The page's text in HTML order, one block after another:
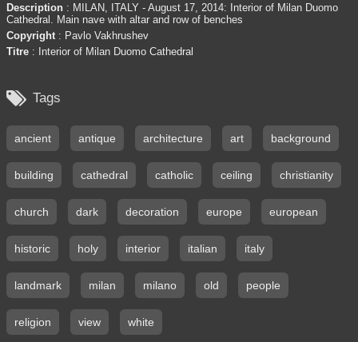
Description : MILAN, ITALY - August 17, 2014: Interior of Milan Duomo
Cathedral. Main nave with altar and row of benches
Copyright : Pavlo Vakhrushev
Titre : Interior of Milan Duomo Cathedral
 Tags
ancient antique architecture art background
building cathedral catholic ceiling christianity
church dark decoration europe european
historic holy interior italian italy
landmark milan milano old people
religion view white